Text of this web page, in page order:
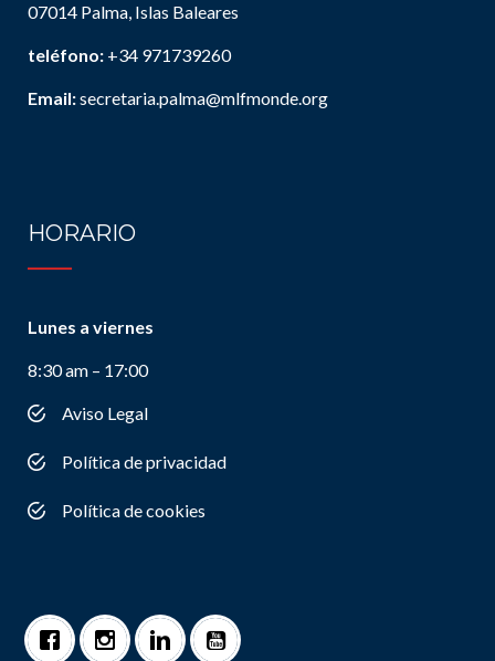
07014 Palma, Islas Baleares
teléfono: +34 971739260
Email:secretaria.palma@mlfmonde.org
HORARIO
Lunes a viernes
8:30 am – 17:00
Aviso Legal
Política de privacidad
Política de cookies